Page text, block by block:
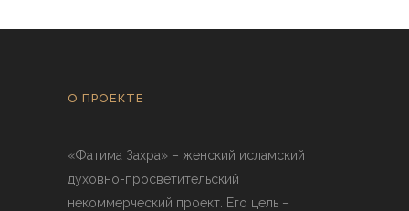
О ПРОЕКТЕ
«Фатима Захра» – женский исламский
духовно-просветительский
некоммерческий проект. Его цель –